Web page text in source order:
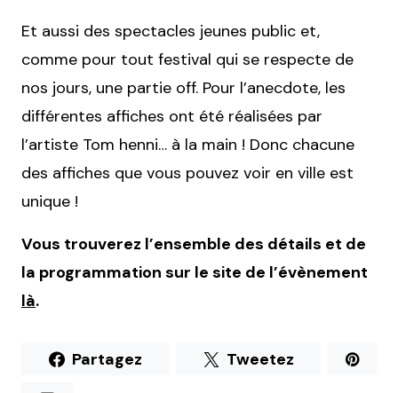
Et aussi des spectacles jeunes public et,
comme pour tout festival qui se respecte de
nos jours, une partie off. Pour l’anecdote, les
différentes affiches ont été réalisées par
l’artiste Tom henni… à la main ! Donc chacune
des affiches que vous pouvez voir en ville est
unique !
Vous trouverez l’ensemble des détails et de
la programmation sur le site de l’évènement
là.
Partagez Tweetez